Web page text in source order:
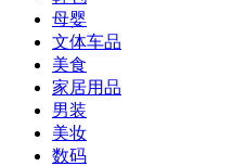
母婴
文体车品
美食
家居用品
男装
美妆
数码